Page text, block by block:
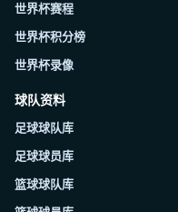
世界杯赛程
世界杯积分榜
世界杯录像
球队资料
足球球队库
足球球员库
篮球球队库